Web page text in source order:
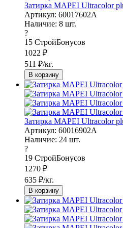
Затирка MAPEI Ultracolor
Артикул: 60017602A
Наличие: 8 шт.
?
15 СтройБонусов
1022 ₽
511 ₽/кг.
В корзину
Затирка MAPEI Ultracolor
Артикул: 60016902A
Наличие: 24 шт.
?
19 СтройБонусов
1270 ₽
635 ₽/кг.
В корзину